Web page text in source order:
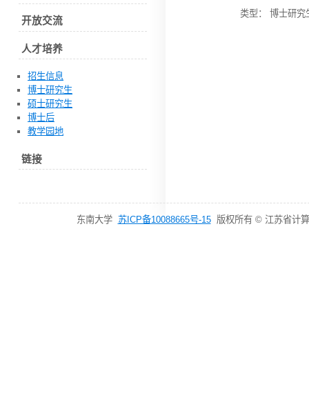
类型： 博士研
开放交流
人才培养
招生信息
博士研究生
硕士研究生
博士后
教学园地
链接
东南大学 苏ICP备10088665号-15版权所有 © 江苏省计算